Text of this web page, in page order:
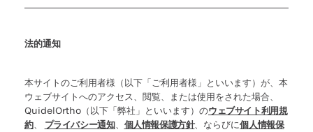
法的通知
本サイトのご利用者様（以下「ご利用者様」といいます）が、本
ウェブサイトへのアクセス、閲覧、または使用をされた場合、
QuidelOrtho（以下「弊社」といいます）のウェブサイト利用規
約、 プライバシー通知、 個人情報保護方針、ならびに個人情報保